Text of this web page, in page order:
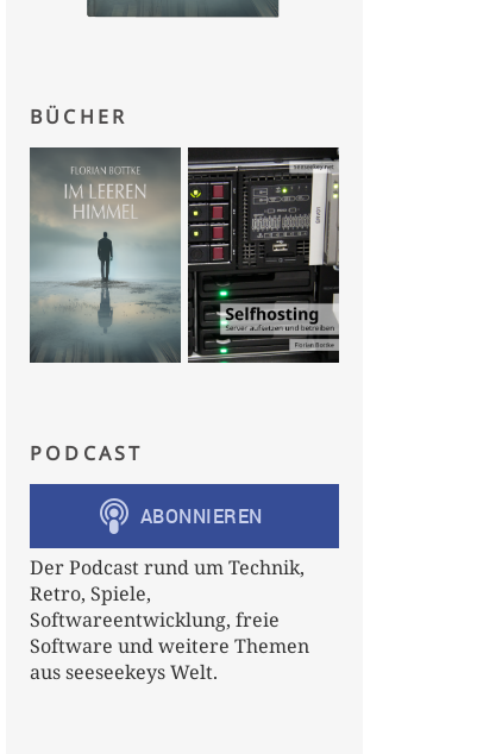
BÜCHER
PODCAST
Der Podcast rund um Technik,
Retro, Spiele,
Softwareentwicklung, freie
Software und weitere Themen
aus seeseekeys Welt.